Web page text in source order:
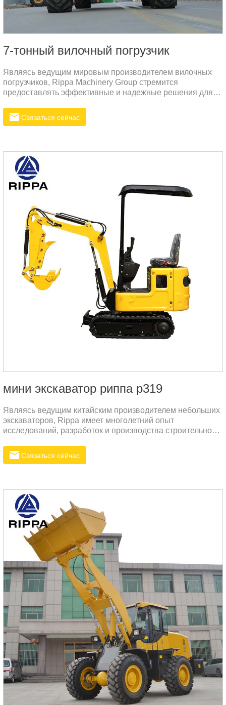
7-тонный вилочный погрузчик
Являясь ведущим мировым производителем вилочных
погрузчиков, Rippa Machinery Group стремится
предоставлять эффективные и надежные решения для
погрузчикное оборудование на мировом рынке. Наш
новейший вилочный погрузчик Rippa стал одним из
характеристикам.
Связаться сейчас
мини экскаватор риппа р319
Являясь ведущим китайским производителем небольших
экскаваторов, Rippa имеет многолетний опыт
исследований, разработок и производства строительной
с которыми сталкиваются клиенты по всему миру в
процессе закупок – баланс между качеством и
Связаться сейчас